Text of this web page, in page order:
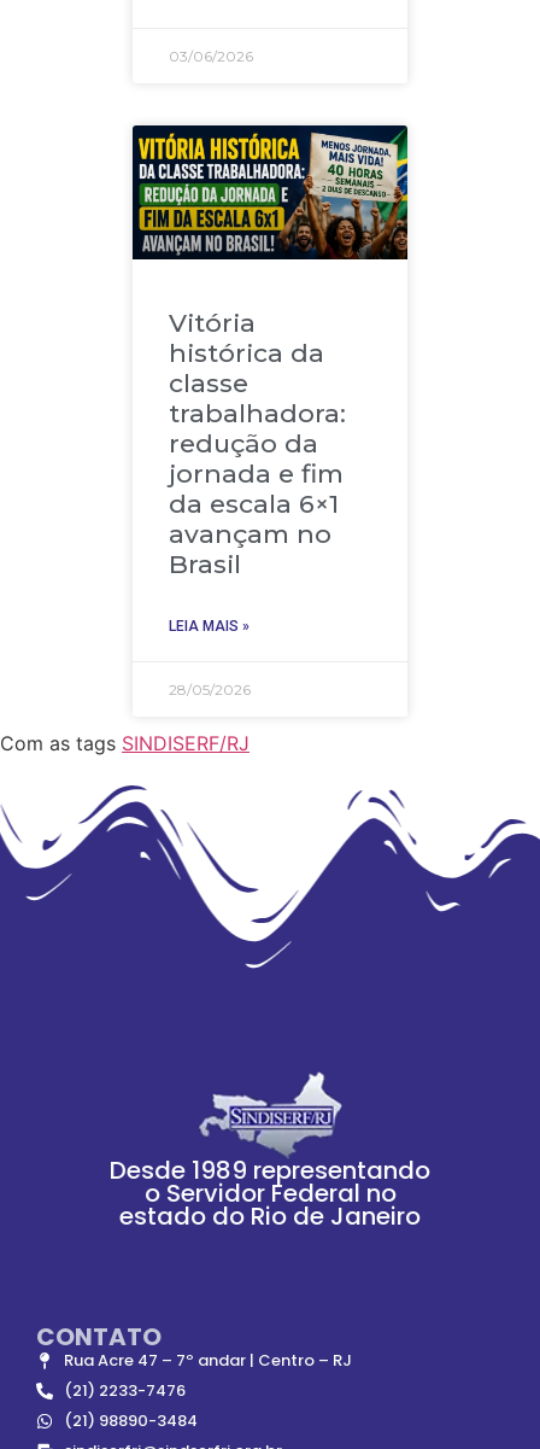
03/06/2026
Vitória
histórica da
classe
trabalhadora:
redução da
jornada e fim
da escala 6×1
avançam no
Brasil
LEIA MAIS »
28/05/2026
Com as tags SINDISERF/RJ
Desde 1989 representando
o Servidor Federal no
estado do Rio de Janeiro
CONTATO
Rua Acre 47 – 7º andar | Centro – RJ
(21) 2233-7476
(21) 98890-3484